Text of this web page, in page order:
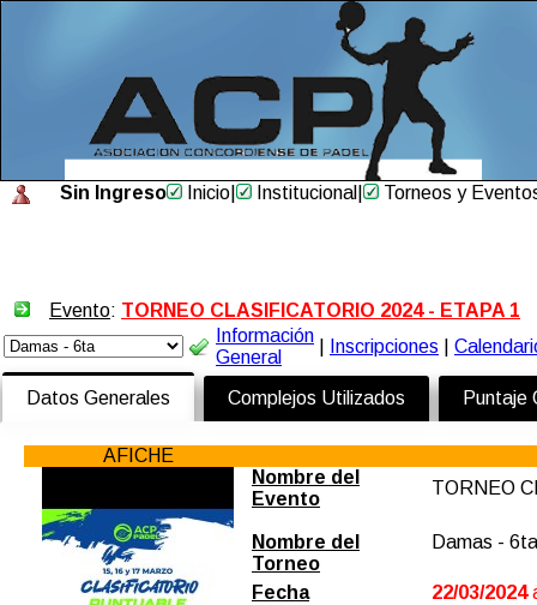
Sin Ingreso Inicio Institucional Torneos y
Evento: TORNEO CLASIFICATORIO 2024 - ETAPA 1
Información
General
Inscripciones
Datos Generales Complejos Utilizados Puntaje
AFICHE
Nombre del
Evento
TORNEO
Nombre del
Torneo
Damas - 6ta
Fecha 22/03/2024